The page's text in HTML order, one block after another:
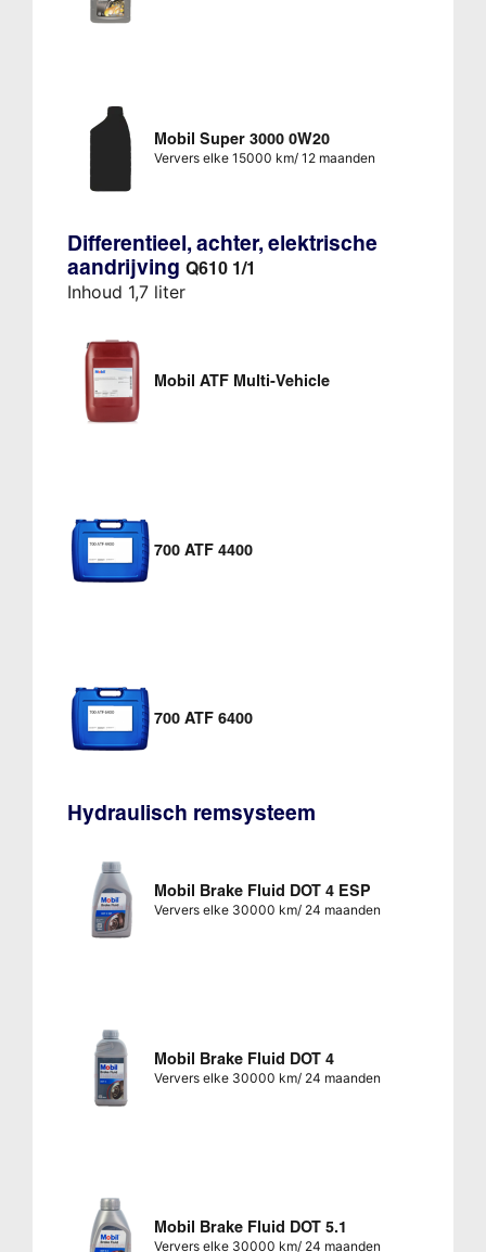
Mobil Super 3000 0W20
Ververs elke 15000 km/ 12 maanden
Differentieel, achter, elektrische
aandrijving Q610 1/1
Inhoud 1,7 liter
Mobil ATF Multi-Vehicle
700 ATF 4400
700 ATF 6400
Hydraulisch remsysteem
Mobil Brake Fluid DOT 4 ESP
Ververs elke 30000 km/ 24 maanden
Mobil Brake Fluid DOT 4
Ververs elke 30000 km/ 24 maanden
Mobil Brake Fluid DOT 5.1
Ververs elke 30000 km/ 24 maanden